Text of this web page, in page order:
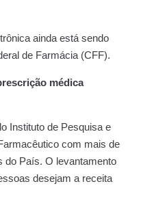
ainda está sendo
de Farmácia (CFF).
médica
Instituto de Pesquisa e
com mais de
do País. O levantamento
desejam a receita